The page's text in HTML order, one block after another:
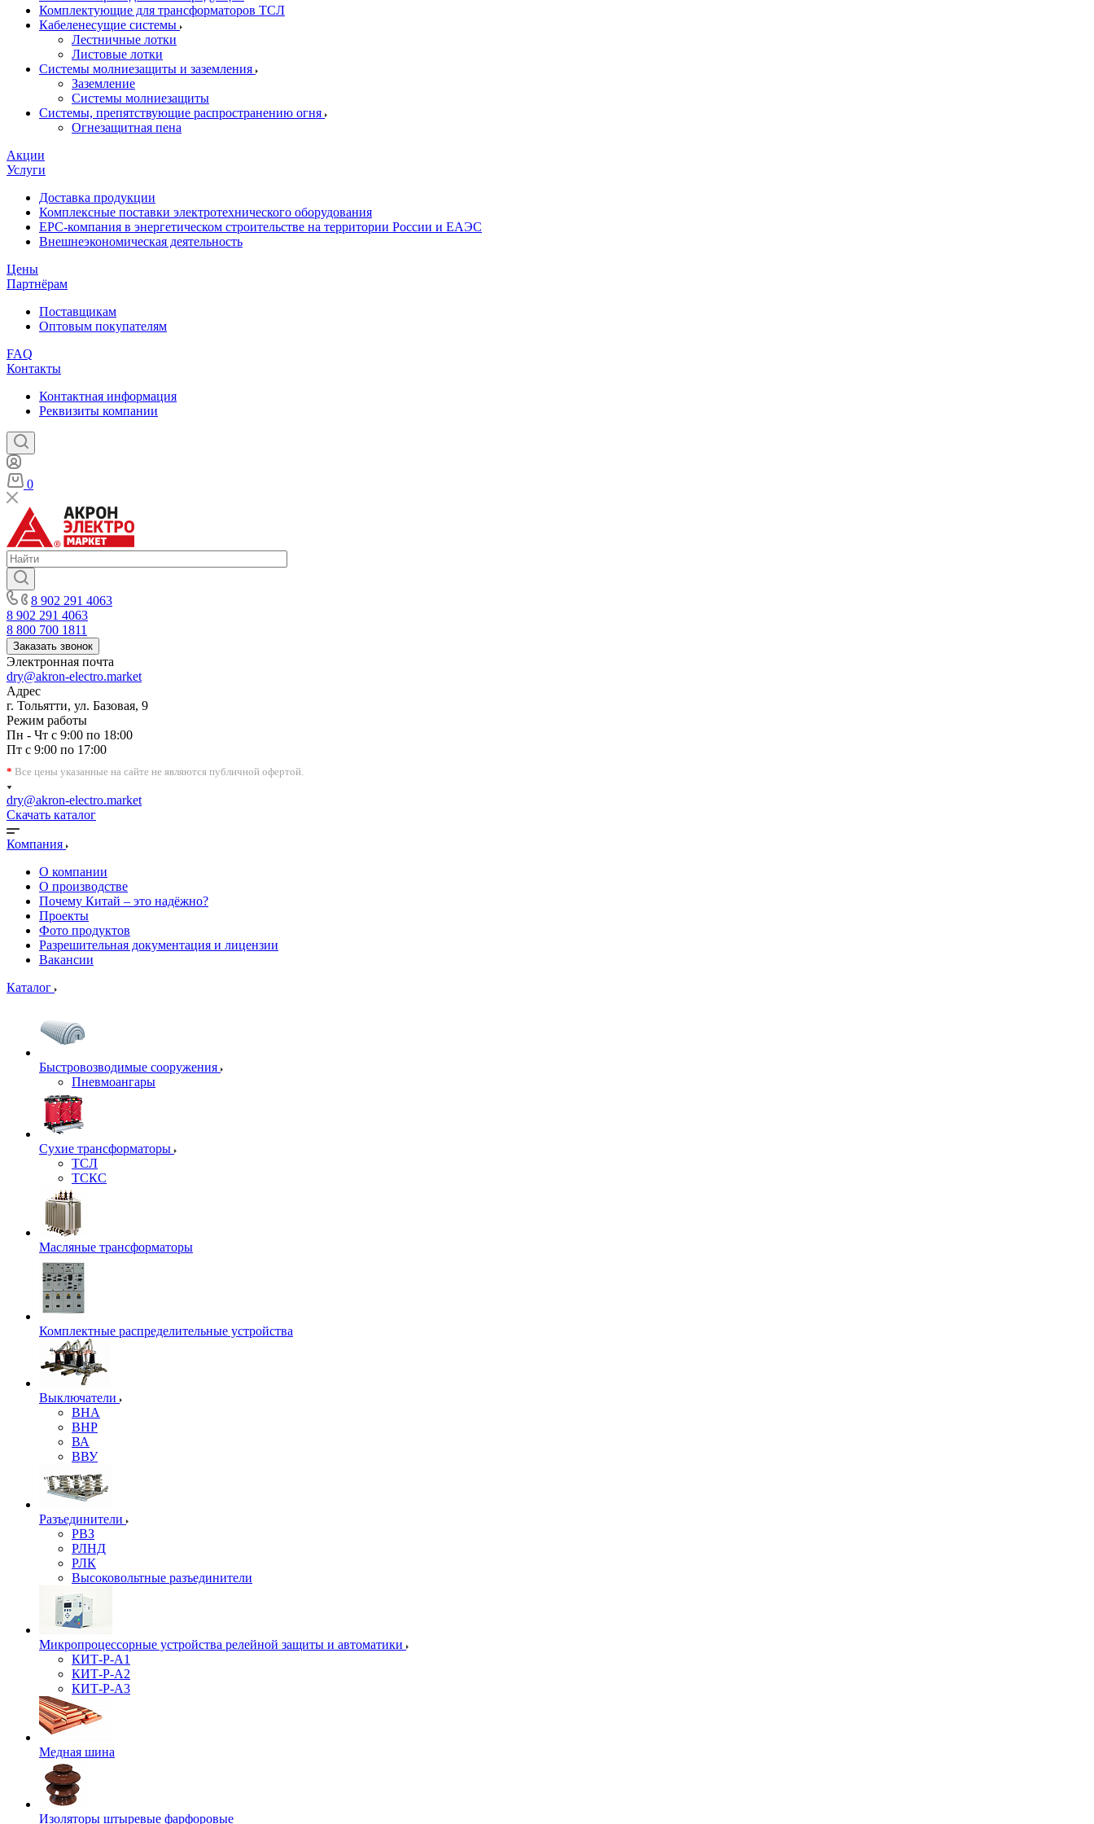
Комплектующие для трансформаторов ТСЛ
Кабеленесущие системы
Лестничные лотки
Листовые лотки
Системы молниезащиты и заземления
Заземление
Системы молниезащиты
Системы, препятствующие распространению огня
Огнезащитная пена
Акции
Услуги
Доставка продукции
Комплексные поставки электротехнического оборудования
EPC-компания в энергетическом строительстве на территории России и ЕАЭС
Внешнеэкономическая деятельность
Цены
Партнёрам
Поставщикам
Оптовым покупателям
FAQ
Контакты
Контактная информация
Реквизиты компании
0
8 902 291 4063
8 902 291 4063
8 800 700 1811
Заказать звонок
Электронная почта
dry@akron-electro.market
Адрес
г. Тольятти, ул. Базовая, 9
Режим работы
Пн - Чт с 9:00 по 18:00
Пт с 9:00 по 17:00
* Все цены указанные на сайте не являются публичной офертой.
dry@akron-electro.market
Скачать каталог
Компания
О компании
О производстве
Почему Китай – это надёжно?
Проекты
Фото продуктов
Разрешительная документация и лицензии
Вакансии
Каталог
Быстровозводимые сооружения
Пневмоангары
Сухие трансформаторы
ТСЛ
ТСКС
Масляные трансформаторы
Комплектные распределительные устройства
Выключатели
ВНА
ВНР
ВА
ВВУ
Разъединители
РВЗ
РЛНД
РЛК
Высоковольтные разъединители
Микропроцессорные устройства релейной защиты и автоматики
КИТ-Р-А1
КИТ-Р-А2
КИТ-Р-А3
Медная шина
Изоляторы штыревые фарфоровые